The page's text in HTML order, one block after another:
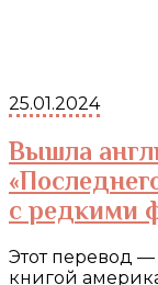
25.01.2024
Вышла
с редкими
Этот перевод
книгой